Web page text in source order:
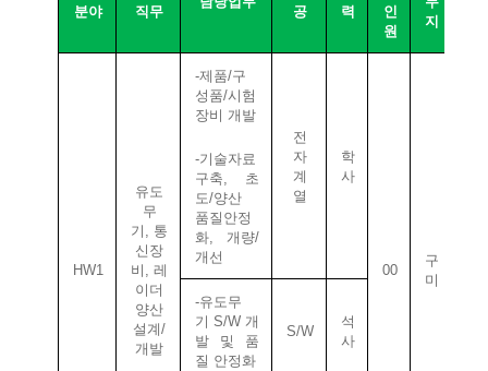
분야
직무
공
력
인
원
지
HW1
유도
무
기 , 통
신장
비 , 레
이더
양산
설계/
개발
-제품/구
성품/시험
장비 개발
전
자
계
열
학
사
00
구
미
-기술자료
구축, 초
도/양산
품질안정
화, 개량/
개선
-유도무
기 S/W 개
발
및
품
질 안정화
S/W
석
사